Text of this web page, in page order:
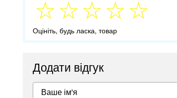
Оцініть, будь ласка, товар
Додати відгук
Ваше ім'я